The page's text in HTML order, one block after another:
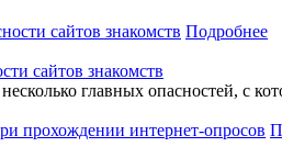
Подробнее
сайтов знакомств
главных опасностей, с